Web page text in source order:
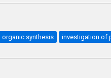
organic synthesis investigation of